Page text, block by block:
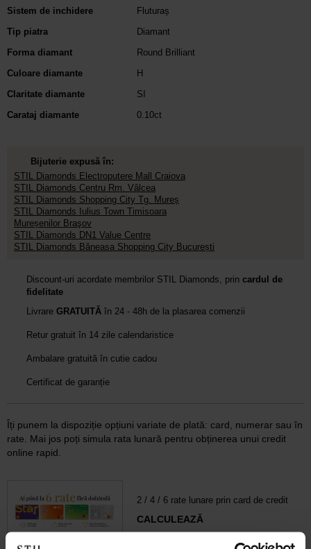
Sistem de inchidere
Fluturaș
Tip piatra
Diamant
Forma diamant
Round Brilliant
Culoare diamante
H
Claritate diamante
SI
Carataj diamante
0.10ct
Bijuterie expusă în:
STIL Diamonds Electroputere Mall Craiova
STIL Diamonds Centru Rm. Vâlcea
STIL Diamonds Shopping City Tg. Mureș
STIL Diamonds Iulius Town Timisoara
Mureșenilor Braşov
STIL Diamonds DN1 Value Centre
STIL Diamonds Băneasa Shopping City București
Discount-uri acordate membrilor STIL Diamonds, prin cardul de
fidelitate
Livrare GRATUITĂ în 24 - 48h de la plasarea comenzii
Retur gratuit în 14 zile calendaristice
Ambalare gratuită în cutie cadou
Certificat de garanție
Îți punem la dispoziție opțiuni variate de plată: card, numerar sau în
rate. Mai jos poți simula rata lunară pentru obținerea unui credit
online rapid.
2 / 4 / 6 rate lunare prin card de credit
CALCULEAZĂ